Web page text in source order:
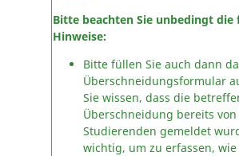
Bitte beachten Sie unbedingt die
Hinweise:
Bitte füllen Sie auch dann
Überschneidungsformular
Sie wissen, dass die
Überschneidung bereits
Studierenden gemeldet
wichtig, um zu erfassen, wie